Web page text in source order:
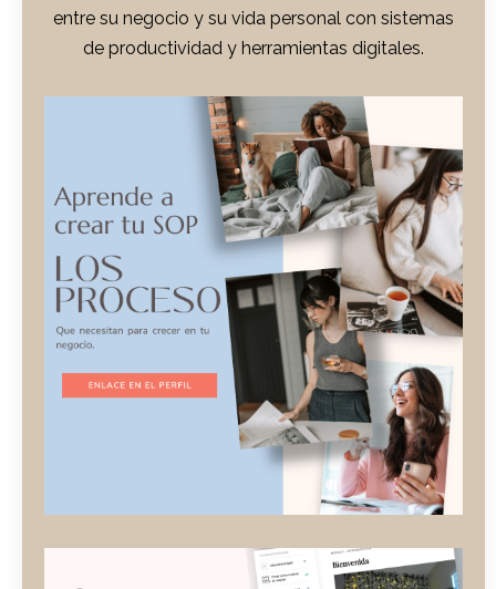
entre su negocio y su vida personal con sistemas
de productividad y herramientas digitales.